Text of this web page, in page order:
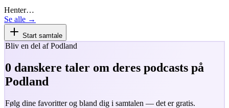
Henter…
Se alle →
Start samtale
Bliv en del af Podland
0 danskere taler om deres podcasts på
Podland
Følg dine favoritter og bland dig i samtalen — det er gratis.